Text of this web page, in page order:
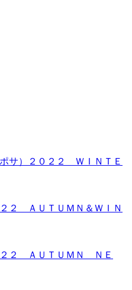
サ）２０２２ ＷＩＮＴＥ
２ ＡＵＴＵＭＮ＆ＷＩＮ
２ ＡＵＴＵＭＮ ＮＥ